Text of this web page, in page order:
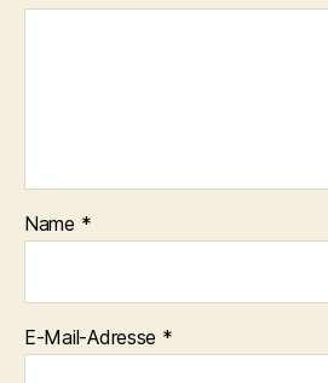
Name *
E-Mail-Adresse *